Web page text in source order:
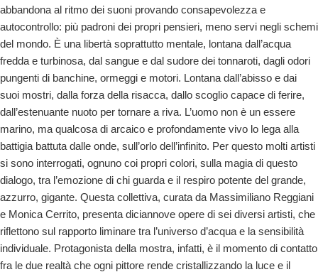
abbandona al ritmo dei suoni provando consapevolezza e
autocontrollo: più padroni dei propri pensieri, meno servi negli schemi
del mondo. È una libertà soprattutto mentale, lontana dall’acqua
fredda e turbinosa, dal sangue e dal sudore dei tonnaroti, dagli odori
pungenti di banchine, ormeggi e motori. Lontana dall’abisso e dai
suoi mostri, dalla forza della risacca, dallo scoglio capace di ferire,
dall’estenuante nuoto per tornare a riva. L’uomo non è un essere
marino, ma qualcosa di arcaico e profondamente vivo lo lega alla
battigia battuta dalle onde, sull’orlo dell’infinito. Per questo molti artisti
si sono interrogati, ognuno coi propri colori, sulla magia di questo
dialogo, tra l’emozione di chi guarda e il respiro potente del grande,
azzurro, gigante. Questa collettiva, curata da Massimiliano Reggiani
e Monica Cerrito, presenta diciannove opere di sei diversi artisti, che
riflettono sul rapporto liminare tra l’universo d’acqua e la sensibilità
individuale. Protagonista della mostra, infatti, è il momento di contatto
fra le due realtà che ogni pittore rende cristallizzando la luce e il